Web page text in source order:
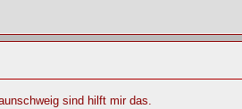
sind hilft mir das.